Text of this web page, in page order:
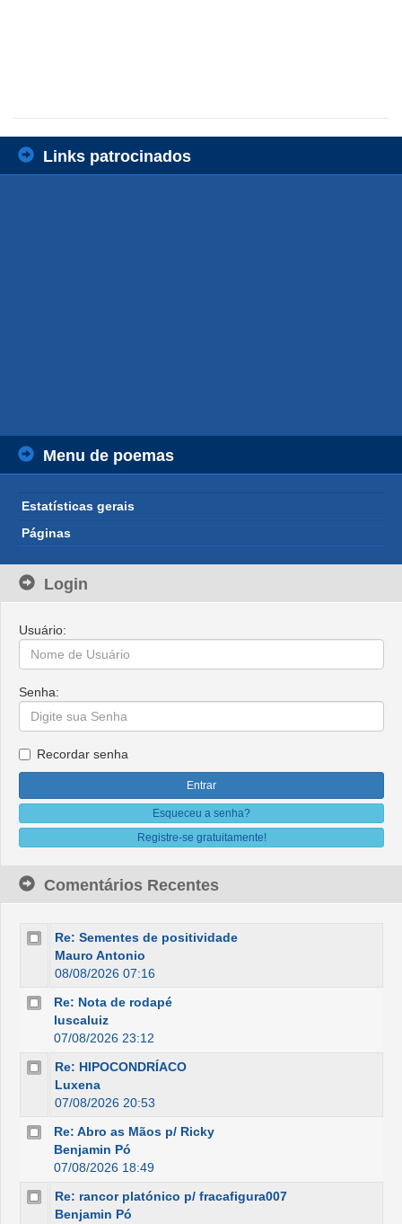
Links patrocinados
Menu de poemas
Estatísticas gerais
Páginas
Login
Usuário:
Senha:
Recordar senha
Esqueceu a senha?
Registre-se gratuitamente!
Comentários Recentes
Re: Sementes de positividade
Mauro Antonio
08/08/2026 07:16
Re: Nota de rodapé
luscaluiz
07/08/2026 23:12
Re: HIPOCONDRÍACO
Luxena
07/08/2026 20:53
Re: Abro as Mãos p/ Ricky
Benjamin Pó
07/08/2026 18:49
Re: rancor platónico p/ fracafigura007
Benjamin Pó